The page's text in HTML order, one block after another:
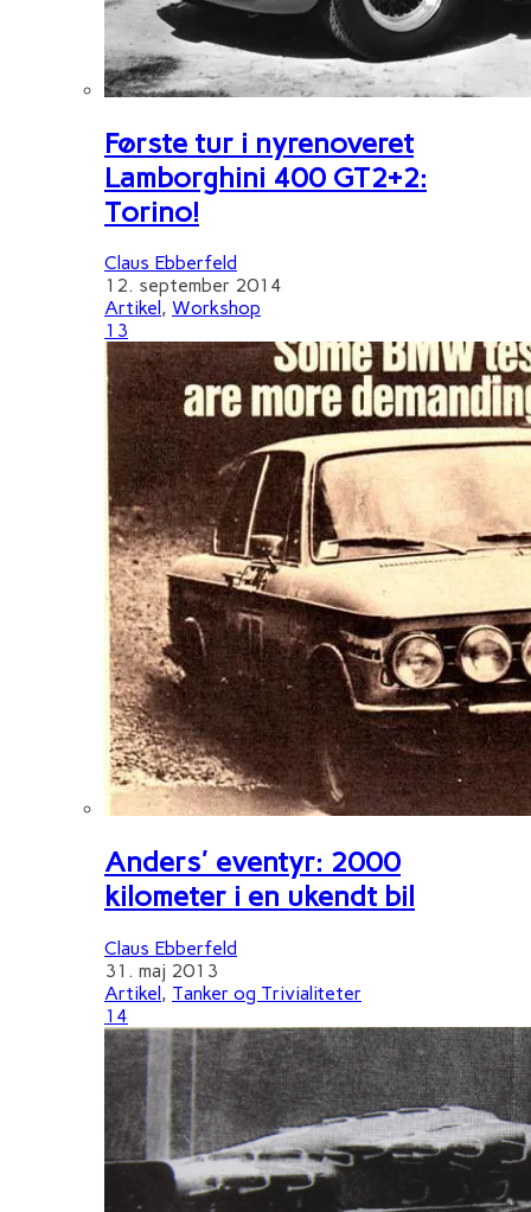
Første tur i nyrenoveret
Lamborghini 400 GT2+2:
Torino!
Claus Ebberfeld
12. september 2014
Artikel , Workshop
13
Anders' eventyr: 2000
kilometer i en ukendt bil
Claus Ebberfeld
31. maj 2013
Artikel , Tanker og Trivialiteter
14